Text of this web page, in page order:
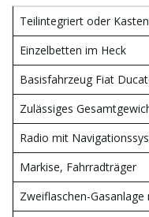
Teilintegriert oder
Einzelbetten im Heck
Basisfahrzeug Fiat
Zulässiges
Radio mit
Markise, Fahrradträger
Zweiflaschen-